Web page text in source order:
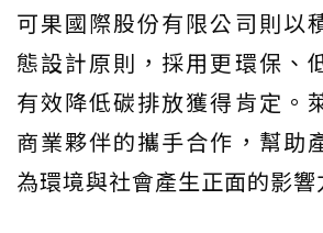
可果國際股份有限公司則以
態設計原則，採用更環保、
有效降低碳排放獲得肯定。
商業夥伴的攜手合作，幫助
為環境與社會產生正面的影響